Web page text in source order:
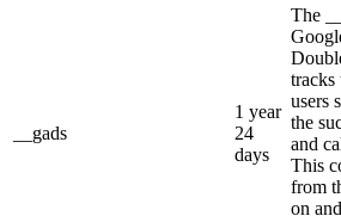
__gads
1 year
24
days
The
tracks
users
the
and
This
from
on